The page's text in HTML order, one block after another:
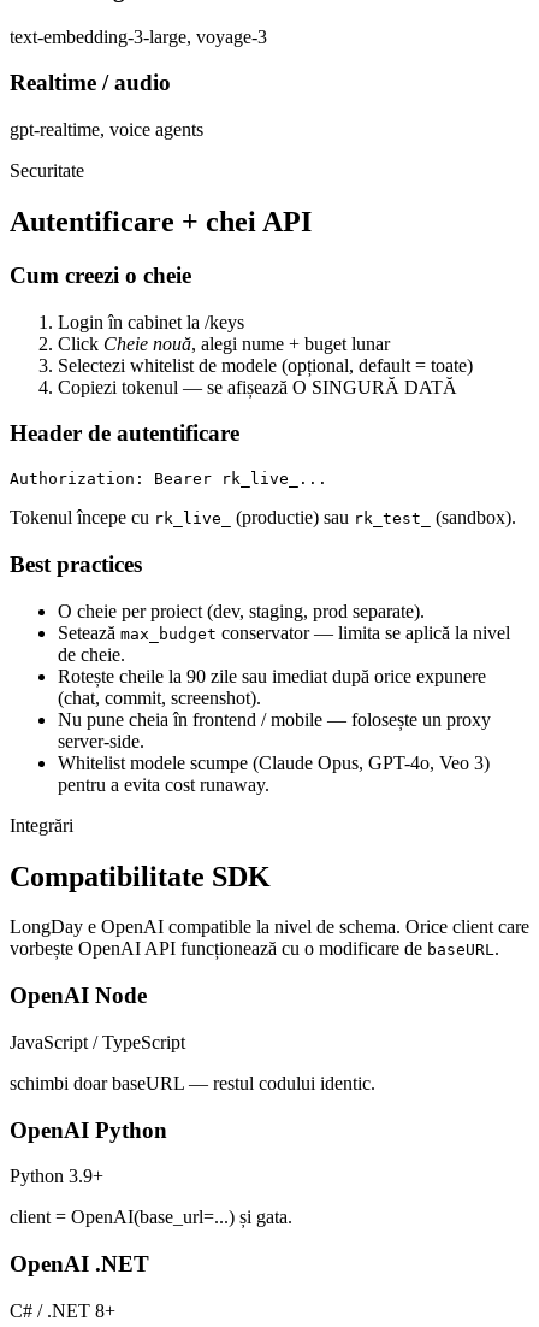
text-embedding-3-large, voyage-3
Realtime / audio
gpt-realtime, voice agents
Securitate
Autentificare + chei API
Cum creezi o cheie
Login în cabinet la /keys
Click Cheie nouă, alegi nume + buget lunar
Selectezi whitelist de modele (opțional, default = toate)
Copiezi tokenul — se afișează O SINGURĂ DATĂ
Header de autentificare
Authorization: Bearer rk_live_...
Tokenul începe cu rk_live_ (productie) sau rk_test_ (sandbox).
Best practices
O cheie per proiect (dev, staging, prod separate).
Setează max_budget conservator — limita se aplică la nivel
de cheie.
Rotește cheile la 90 zile sau imediat după orice expunere
(chat, commit, screenshot).
Nu pune cheia în frontend / mobile — folosește un proxy
server-side.
Whitelist modele scumpe (Claude Opus, GPT-4o, Veo 3)
pentru a evita cost runaway.
Integrări
Compatibilitate SDK
LongDay e OpenAI compatible la nivel de schema. Orice client care
vorbește OpenAI API funcționează cu o modificare de baseURL.
OpenAI Node
JavaScript / TypeScript
schimbi doar baseURL — restul codului identic.
OpenAI Python
Python 3.9+
client = OpenAI(base_url=...) și gata.
OpenAI .NET
C# / .NET 8+